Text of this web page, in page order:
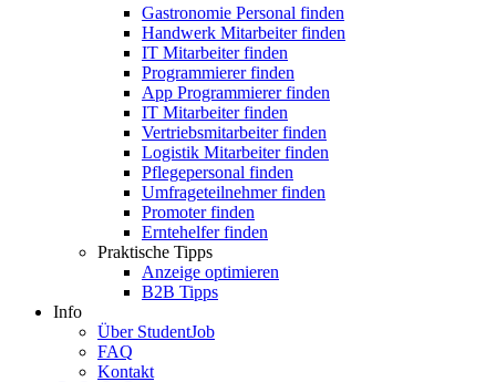
Gastronomie Personal finden
Handwerk Mitarbeiter finden
IT Mitarbeiter finden
Programmierer finden
App Programmierer finden
IT Mitarbeiter finden
Vertriebsmitarbeiter finden
Logistik Mitarbeiter finden
Pflegepersonal finden
Umfrageteilnehmer finden
Promoter finden
Erntehelfer finden
Praktische Tipps
Anzeige optimieren
B2B Tipps
Info
Über StudentJob
FAQ
Kontakt